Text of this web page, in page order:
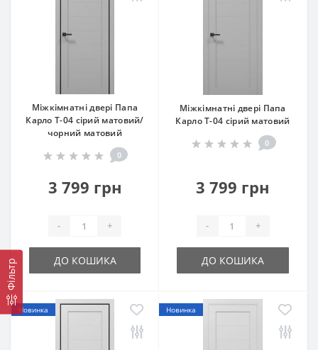
Фільтр
Міжкімнатні двері Папа
Карло T-04 сірий матовий/
чорний матовий
0
3 799 грн
- +
ДО КОШИКА
Міжкімнатні двері Папа
Карло T-04 сірий матовий
0
3 799 грн
- +
ДО КОШИКА
Новинка Новинка